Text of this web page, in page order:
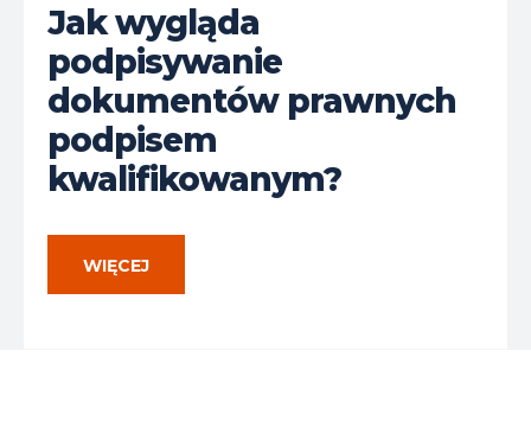
Jak wygląda
podpisywanie
dokumentów prawnych
podpisem
kwalifikowanym?
WIĘCEJ